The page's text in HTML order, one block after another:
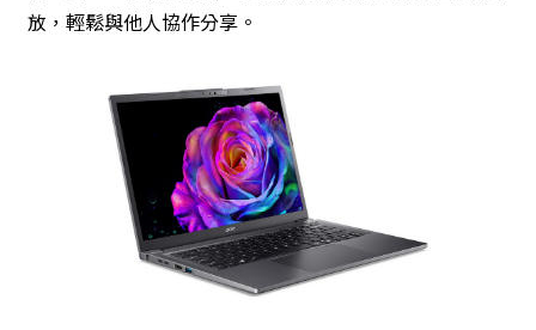
放，輕鬆與他人協作分享。